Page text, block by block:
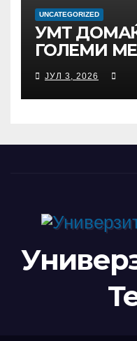
UNCATEGORIZED
УMТ
ГОЛЕМИ
НАУЧНИ
РЕКТОРОТ
РАБОТНА
ЈУЛ 3, 2026